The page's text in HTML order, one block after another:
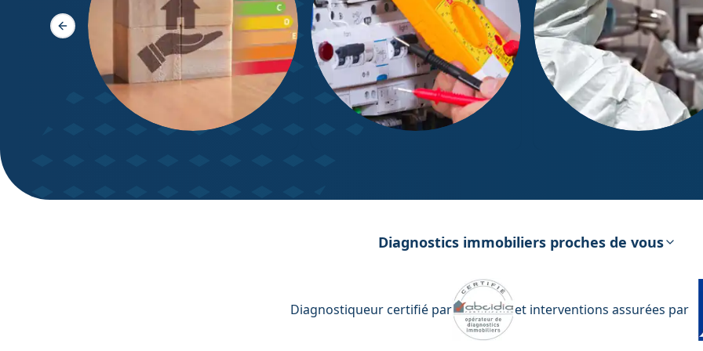
Slide précédente
Diagnostics immobiliers proches de vous
Diagnostiqueur certifié par et interventions assurées par